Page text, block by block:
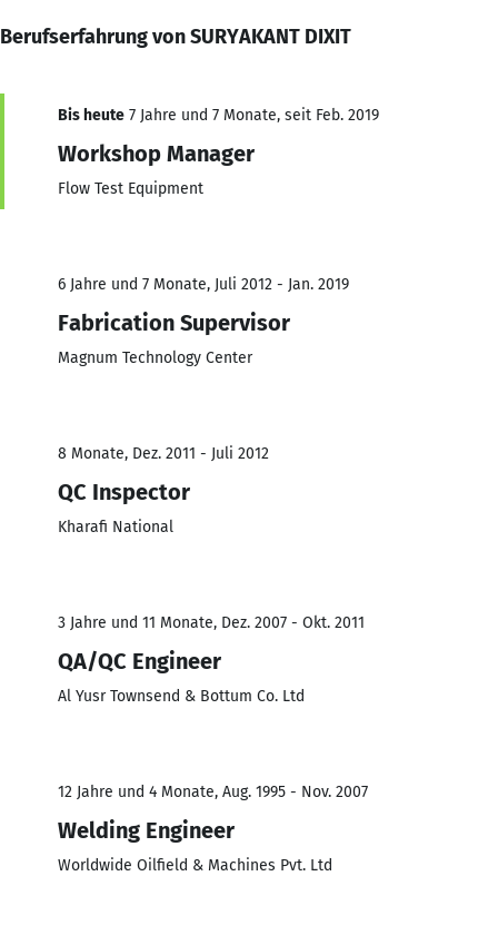
Berufserfahrung von SURYAKANT DIXIT
Bis heute 7 Jahre und 7 Monate, seit Feb. 2019
Workshop Manager
Flow Test Equipment
6 Jahre und 7 Monate, Juli 2012 - Jan. 2019
Fabrication Supervisor
Magnum Technology Center
8 Monate, Dez. 2011 - Juli 2012
QC Inspector
Kharafi National
3 Jahre und 11 Monate, Dez. 2007 - Okt. 2011
QA/QC Engineer
Al Yusr Townsend & Bottum Co. Ltd
12 Jahre und 4 Monate, Aug. 1995 - Nov. 2007
Welding Engineer
Worldwide Oilfield & Machines Pvt. Ltd